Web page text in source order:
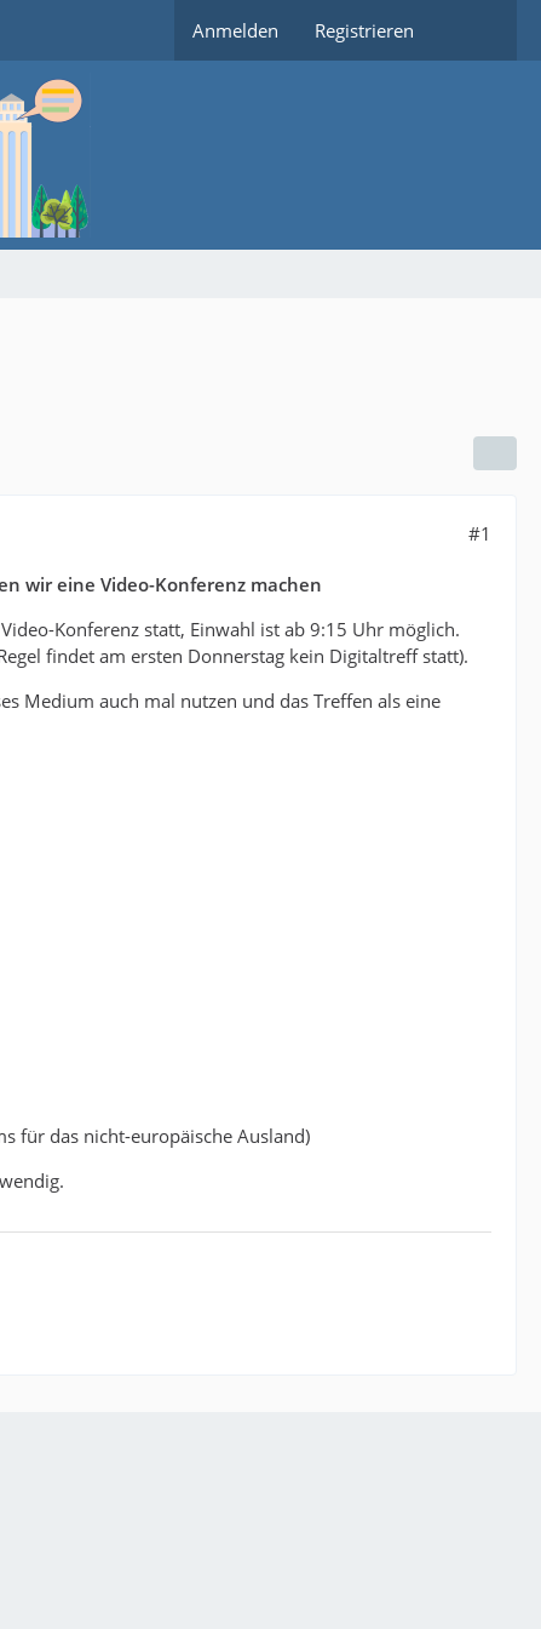
Anmelden Registrieren
#1
wir eine Video-Konferenz machen
Konferenz statt, Einwahl ist ab 9:15 Uhr möglich.
findet am ersten Donnerstag kein Digitaltreff statt).
Medium auch mal nutzen und das Treffen als eine
für das nicht-europäische Ausland)